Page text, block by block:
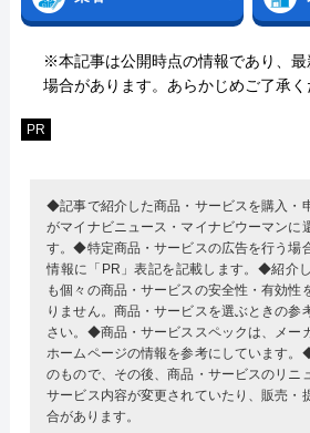
※本記事は公開時点の情報であり、
場合があります。あらかじめご了承く
PR
◆記事で紹介した商品・サービスを購入・
がマイナビニュース・マイナビウーマンに
す。◆特定商品・サービスの広告を行う場
情報に「PR」表記を記載します。◆紹介
も個々の商品・サービスの安全性・有効性
りません。商品・サービスを選ぶときの参
さい。◆商品・サービススペックは、メー
ホームページの情報を参考にしています
のもので、その後、商品・サービスのリニ
サービス内容が変更されていたり、販売・
合があります。